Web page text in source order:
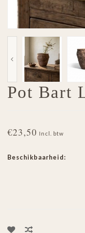
Pot Bart
€23,50 Incl. btw
Beschikbaarheid: